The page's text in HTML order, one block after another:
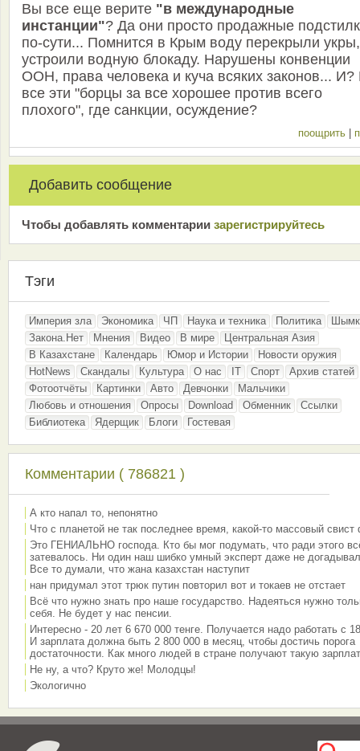
Вы все еще верите "в международные
инстанции"? Да они просто продажные
по-сути... Помнится в Крым воду перекрыли укры,
устроили водную блокаду. Нарушены конвенции
ООН, права человека и куча всяких законов... И?
все эти "борцы за все хорошее против всего
плохого", где санкции, осуждение?
поощрить
Добавить сообщение
Чтобы добавлять комментарии зарeгиcтрирyйтeсь
Тэги
Империя зла Экономика ЧП Наука и техника Политика
Закона.Нет
Мнения Видео В мире
Центральная Азия
В Казахстане
Календарь Юмор и Истории
Новости оружия
HotNews
Скандалы Культура О нас IT Спорт
Архив статей
Фотоотчёты
Картинки Авто Девчонки
Мальчики
Любовь и отношения
Опросы Download Обменник
Ссылки
Библиотека
Ядерщик Блоги Гостевая
Комментарии ( 786821 )
А кто напал то, непонятно
Что с планетой не так последнее время, какой-то массовый свист
Это ГЕНИАЛЬНО господа. Кто бы мог подумать, что ради этого
затевалось. Ни один наш шибко умный эксперт даже не
Все то думали, что жана казахстан наступит
нан придумал этот трюк путин повторил вот и токаев не отстает
Всё что нужно знать про наше государство. Надеяться нужно
себя. Не будет у нас пенсии.
Интересно - 20 лет 6 670 000 тенге. Получается надо работать с
И зарплата должна быть 2 800 000 в месяц, чтобы достичь порога
достаточности. Как много людей в стране получают такую
Не ну, а что? Круто же! Молодцы!
Экологично